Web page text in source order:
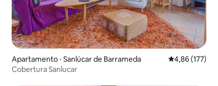
Apartamento ⋅ Sanlúcar de Barrameda 4,86 de uma
4,86 (177)
Cobertura Sanlucar